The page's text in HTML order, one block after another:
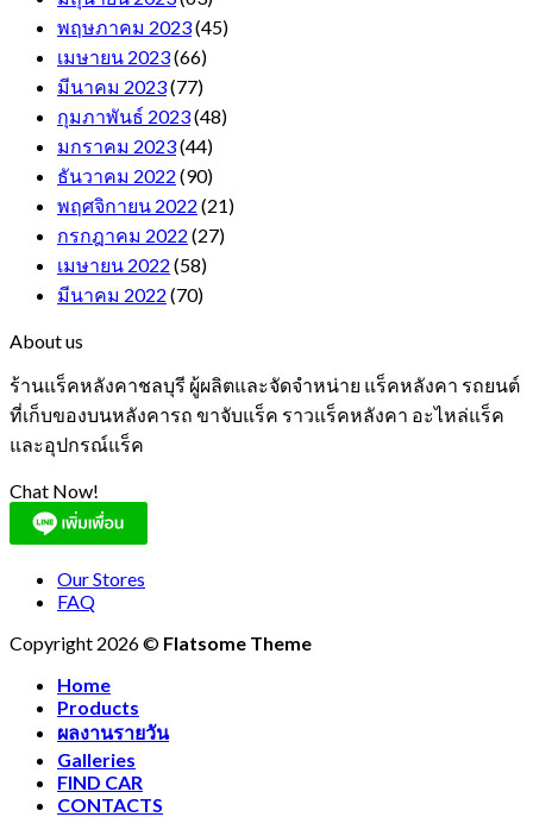
พฤษภาคม 2023(45)
เมษายน 2023(66)
มีนาคม 2023(77)
กุมภาพันธ์ 2023(48)
มกราคม 2023(44)
ธันวาคม 2022 (90)
พฤศจิกายน 2022 (21)
กรกฎาคม 2022 (27)
เมษายน 2022 (58)
มีนาคม 2022 (70)
About us
ร้านแร็คหลังคาชลบุรี ผู้ผลิตและจัดจำหน่าย แร็คหลังคา รถยนต์
ที่เก็บของบนหลังคารถ ขาจับแร็ค ราวแร็คหลังคา อะไหล่แร็ค
และอุปกรณ์แร็ค
Chat Now!
Our Stores
FAQ
Copyright 2026 © Flatsome Theme
Home
Products
ผลงานรายวัน
Galleries
FIND CAR
CONTACTS